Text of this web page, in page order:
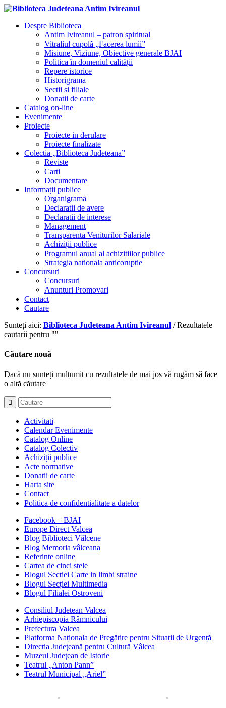
Despre Biblioteca
Antim Ivireanul – patron spiritual
Vitraliul cupolă „Facerea lumii”
Misiune, Viziune, Obiective generale BJAI
Politica în domeniul calității
Repere istorice
Historigrama
Sectii si filiale
Donatii de carte
Catalog on-line
Evenimente
Proiecte
Proiecte in derulare
Proiecte finalizate
Colectia „Biblioteca Judeteana”
Reviste
Carti
Documentare
Informații publice
Organigrama
Declaratii de avere
Declaratii de interese
Management
Transparenta Veniturilor Salariale
Achiziții publice
Programul anual al achizitiilor publice
Strategia nationala anticoruptie
Concursuri
Concursuri
Anunturi Promovari
Contact
Cautare
Sunteți aici: Biblioteca Judeteana Antim Ivireanul / Rezultatele
cautarii pentru ""
Căutare nouă
Dacă nu sunteți mulțumit cu rezultatele de mai jos vă rugăm să face
o altă căutare
Activitati
Calendar Evenimente
Catalog Online
Catalog Colectiv
Achiziții publice
Acte normative
Donatii de carte
Harta site
Contact
Politica de confidentialitate a datelor
Facebook – BJAI
Europe Direct Valcea
Blog Biblioteci Vâlcene
Blog Memoria vâlceana
Referinte online
Cartea de cinci stele
Blogul Sectiei Carte in limbi straine
Blogul Secției Multimedia
Blogul Filialei Ostroveni
Consiliul Judetean Valcea
Arhiepiscopia Râmnicului
Prefectura Valcea
Platforma Naționala de Pregătire pentru Situații de Urgență
Directia Judeţeană pentru Cultură Vâlcea
Muzeul Judeţean de Istorie
Teatrul „Anton Pann”
Teatrul Municipal „Ariel”